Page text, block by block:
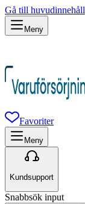
Gå till huvudinnehåll
Meny
Favoriter
Meny
Kundsupport
Snabbsök input